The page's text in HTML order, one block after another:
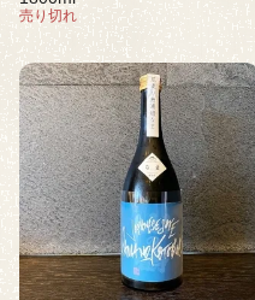
売り切れ